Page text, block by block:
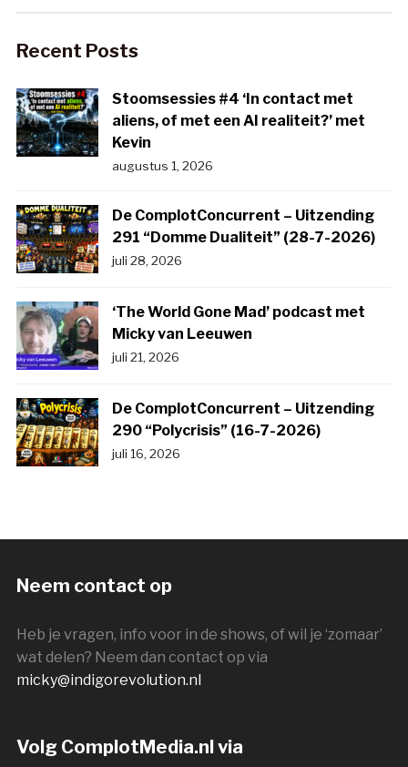
Recent Posts
Stoomsessies #4 ‘In contact met
aliens, of met een AI realiteit?’ met
Kevin
augustus 1, 2026
De ComplotConcurrent – Uitzending
291 “Domme Dualiteit” (28-7-2026)
juli 28, 2026
‘The World Gone Mad’ podcast met
Micky van Leeuwen
juli 21, 2026
De ComplotConcurrent – Uitzending
290 “Polycrisis” (16-7-2026)
juli 16, 2026
Neem contact op
Heb je vragen, info voor in de shows, of wil je ‘zomaar’
wat delen? Neem dan contact op via
micky@indigorevolution.nl
Volg ComplotMedia.nl via